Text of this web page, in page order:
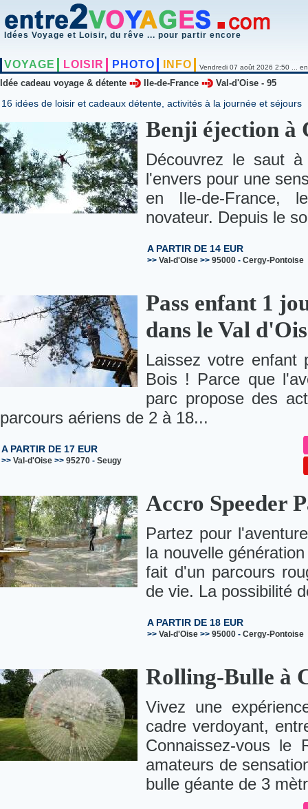
Idées Voyage et Loisir, du rêve ... pour partir encore
VOYAGE LOISIR PHOTO INFO Vendredi 07 août 2026 2:50 ...
Idée cadeau voyage & détente Ile-de-France Val-d'Oise - 95
16 idées de loisir et cadeaux détente, activités à la journée et séjours
Benji éjection à
Découvrez le saut
l'envers pour une
en Ile-de-France,
novateur. Depuis le
A PARTIR DE 14 EUR
>> Val-d'Oise >> 95000 - Cergy-Pontoise
Pass enfant 1
dans le Val
Laissez votre enfant
Bois ! Parce que
parc propose des
parcours aériens de 2 à 18...
A PARTIR DE 17 EUR
>> Val-d'Oise >> 95270 - Seugy
Accro Speeder
Partez pour
la nouvelle
fait d'un parcours
de vie. La possibilité
A PARTIR DE 18 EUR
>> Val-d'Oise >> 95000 - Cergy-Pontoise
Rolling-Bulle à
Vivez une
cadre verdoyant,
Connaissez-vous le
amateurs de
bulle géante de 3